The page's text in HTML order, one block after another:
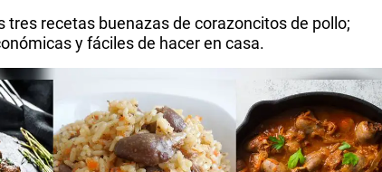
tres recetas buenazas de corazoncitos de pollo;
y fáciles de hacer en casa.